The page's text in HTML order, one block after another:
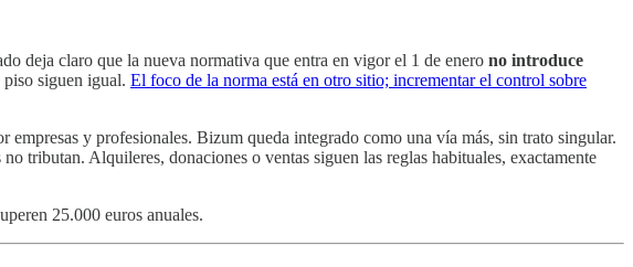
deja claro que la nueva normativa que entra en vigor el 1 de enero no introduce
siguen igual. El foco de la norma está en otro sitio; incrementar el control sobre
y profesionales. Bizum queda integrado como una vía más, sin trato singular.
tributan. Alquileres, donaciones o ventas siguen las reglas habituales, exactamente
25.000 euros anuales.